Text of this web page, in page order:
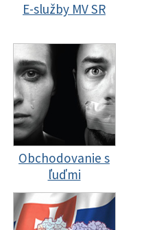
E-služby MV SR
Obchodovanie s
ľuďmi